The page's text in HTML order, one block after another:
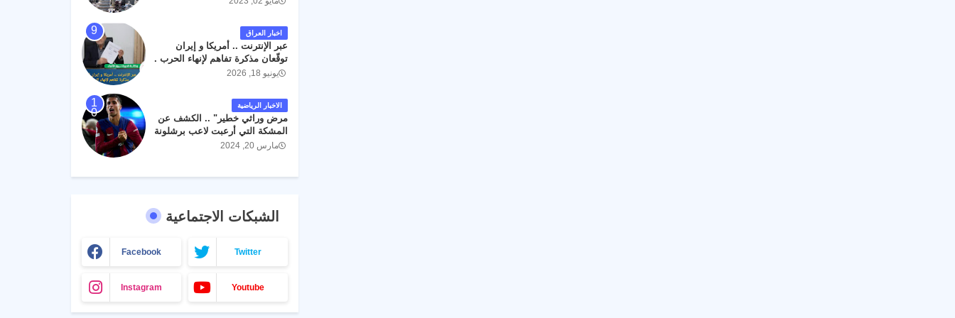
اخبار العراق
عبر الإنترنت .. أمريكا و إيران
توقّعان مذكرة تفاهم لإنهاء الحرب .
يونيو 18, 2026
الاخبار الرياضية
مرض وراثي خطير" .. الكشف عن
المشكة التي أرعبت لاعب برشلونة
جواو كانسيلو
مارس 20, 2024
الشبكات الاجتماعية
Facebook Twitter
Instagram Youtube